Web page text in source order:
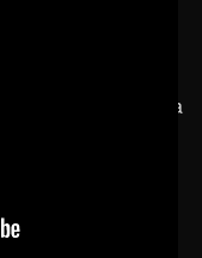
dependiendo de la